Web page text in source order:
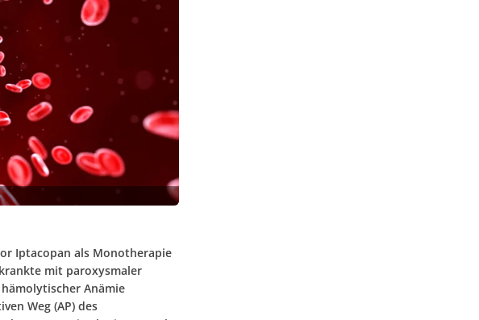
Iptacopan als Monotherapie
mit paroxysmaler
Anämie
Weg (AP) des